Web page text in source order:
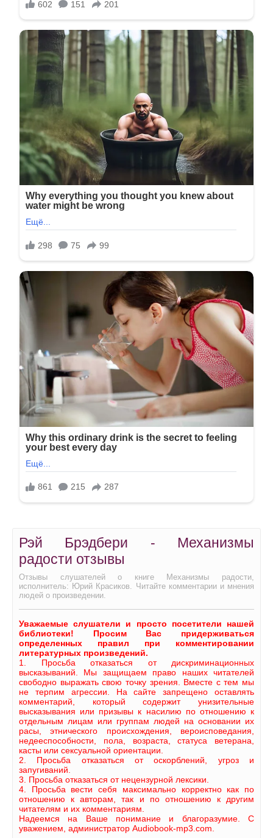
Рэй Брэдбери - Механизмы
радости отзывы
Отзывы слушателей о книге Механизмы радости,
исполнитель: Юрий Красиков. Читайте комментарии и мнения
людей о произведении.
Уважаемые слушатели и просто посетители нашей
библиотеки! Просим Вас придерживаться
определенных правил при комментировании
литературных произведений.
1. Просьба отказаться от дискриминационных
высказываний. Мы защищаем право наших читателей
свободно выражать свою точку зрения. Вместе с тем мы
не терпим агрессии. На сайте запрещено оставлять
комментарий, который содержит унизительные
высказывания или призывы к насилию по отношению к
отдельным лицам или группам людей на основании их
расы, этнического происхождения, вероисповедания,
недееспособности, пола, возраста, статуса ветерана,
касты или сексуальной ориентации.
2. Просьба отказаться от оскорблений, угроз и
запугиваний.
3. Просьба отказаться от нецензурной лексики.
4. Просьба вести себя максимально корректно как по
отношению к авторам, так и по отношению к другим
читателям и их комментариям.
Надеемся на Ваше понимание и благоразумие. С
уважением, администратор Audiobook-mp3.com.